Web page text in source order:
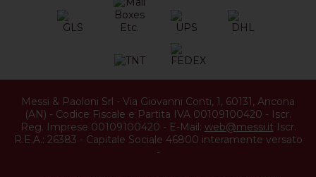
Messi & Paoloni Srl - Via Giovanni Conti, 1 , 60131 , Ancona
(AN) - Codice Fiscale e Partita IVA 00109100420 - Iscr.
Reg. Imprese 00109100420 - E-Mail: web@messi.it
Iscr.
R.E.A.: 26383 - Capitale Sociale 46800 interamente versato
-